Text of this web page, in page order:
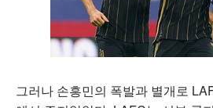
그러나 손흥민의 폭발과 별개로